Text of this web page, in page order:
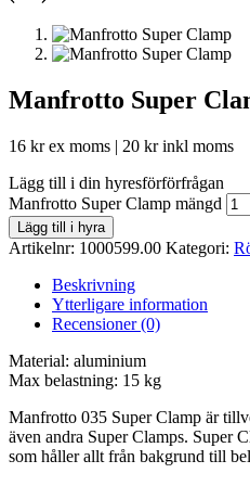
Manfrotto Super
16 krex moms | 20 krinkl moms
Lägg till i din hyresförförfrågan
Manfrotto Super Clamp mängd
Lägg till i hyra
Artikelnr: 1000599.00 Kategori:
Beskrivning
Ytterligare information
Recensioner (0)
Material: aluminium
Max belastning: 15 kg
Manfrotto 035 Super Clamp är
även andra Super Clamps. Super
som håller allt från bakgrund till